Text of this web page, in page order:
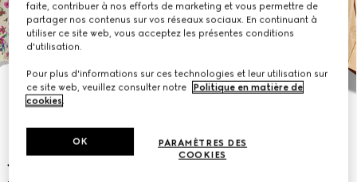
faite, contribuer à nos efforts de marketing et vous permettre de
partager nos contenus sur vos réseaux sociaux. En continuant à
utiliser ce site web, vous acceptez les présentes conditions
d'utilisation.
Pour plus d'informations sur ces technologies et leur utilisation sur
ce site web, veuillez consulter notre
Politique en matière de
cookies.
PARAMÈTRES DES
COOKIES
OK